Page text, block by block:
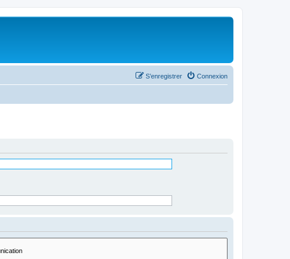
Connexion
S’enregistrer